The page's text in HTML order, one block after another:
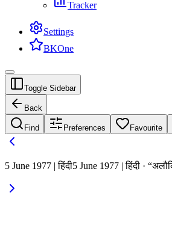
Tracker
Settings
BKOne
Toggle Sidebar
Back
Find Preferences Favourite
5 June 1977 | हिंदी5 June 1977 | हिंदी ·